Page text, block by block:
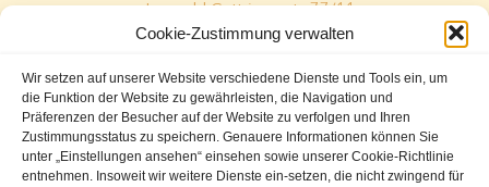
Cookie-Zustimmung verwalten
Wir setzen auf unserer Website verschiedene Dienste und Tools ein, um
die Funktion der Website zu gewährleisten, die Navigation und
Präferenzen der Besucher auf der Website zu verfolgen und Ihren
Zustimmungsstatus zu speichern. Genauere Informationen können Sie
unter „Einstellungen ansehen“ einsehen sowie unserer Cookie-Richtlinie
entnehmen. Insoweit wir weitere Dienste ein-setzen, die nicht zwingend für
Leopold Gattringerstr. 77/11
2345 Brunn am Gebirge
Telephone: (+43) 2236 / 311 344
Fax: (+43) 2236 / 311 344 20